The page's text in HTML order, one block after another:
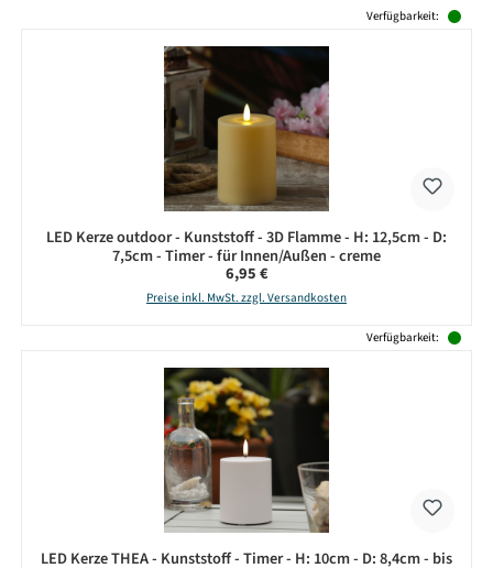
Verfügbarkeit:
LED Kerze outdoor - Kunststoff - 3D Flamme - H: 12,5cm - D:
7,5cm - Timer - für Innen/Außen - creme
Regulärer Preis:
6,95 €
Preise inkl. MwSt. zzgl. Versandkosten
Verfügbarkeit:
LED Kerze THEA - Kunststoff - Timer - H: 10cm - D: 8,4cm - bis